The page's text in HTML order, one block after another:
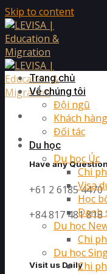
Skip to content
Have any
+61 2 6185 4470
+84 817 481 818
Visit us Daily
Trang chủ
Về chúng tôi
Đội ngũ
Khách hàng
Đối tác
Du học
Du học Úc
Chi
Visa
Học
Danh
Du học
Chi
Du học
Chi